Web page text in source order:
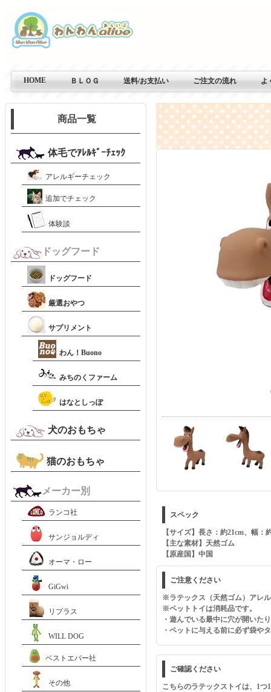
HOME ＢＬＯＧ 送料/お支払い ご注文の流れ よ
スペック
【サイズ】長さ：約21cm、幅：
【主な素材】天然ゴム
【原産国】中国
ご注意ください
※ラテックス（天然ゴム）アレ
※ペットトイは消耗品です。
・遊んでいる最中に穴が開いた
・ペットに与える前に必ず袋や
ご確認ください
こちらのラテックストイは、1
商品一覧
体毛でｱﾚﾙｷﾞｰﾁｪｯｸ
アレルギーチェック
追加でチェック
体験談
ドッグフード
ドッグフード
厳選おやつ
サプリメント
わん！Buono
みちのくファーム
はなとしっぽ
犬のおもちゃ
猫のおもちゃ
メーカー別
ランコ社
サンジョルディ
オーマ・ロー
GiGwi
リプラス
WILL DOG
ベストエバー社
その他